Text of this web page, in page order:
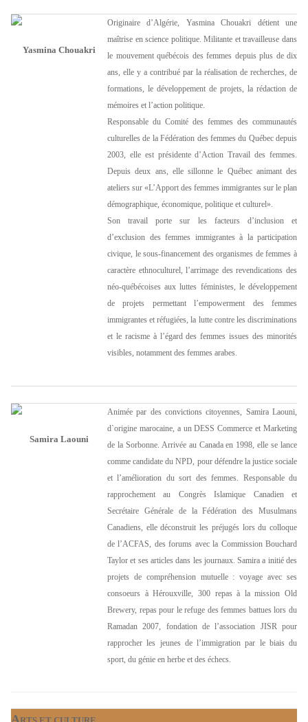
Yasmina Chouakri
Originaire d’Algérie, Yasmina Chouakri détient une
maîtrise en science politique. Militante et travailleuse dans
le mouvement québécois des femmes depuis plus de dix
ans, elle y a contribué par la réalisation de recherches, de
formations, le développement de projets, la rédaction de
mémoires et l’action politique.
Responsable du Comité des femmes des communautés
culturelles de la Fédération des femmes du Québec depuis
2003, elle est présidente d’Action Travail des femmes.
Depuis deux ans, elle sillonne le Québec animant des
ateliers sur «L’Apport des femmes immigrantes sur le plan
démographique, économique, politique et culturel».
Son travail porte sur les facteurs d’inclusion et
d’exclusion des femmes immigrantes à la participation
civique, le sous-financement des organismes de femmes à
caractère ethnoculturel, l’arrimage des revendications des
néo-québécoises aux luttes féministes, le développement
de projets permettant l’empowerment des femmes
immigrantes et réfugiées, la lutte contre les discriminations
et le racisme à l’égard des femmes issues des minorités
visibles, notamment des femmes arabes.
Samira Laouni
Animée par des convictions citoyennes, Samira Laouni,
d`origine marocaine, a un DESS Commerce et Marketing
de la Sorbonne. Arrivée au Canada en 1998, elle se lance
comme candidate du NPD, pour défendre la justice sociale
et l’amélioration du sort des femmes. Responsable du
rapprochement au Congrès Islamique Canadien et
Secrétaire Générale de la Fédération des Musulmans
Canadiens, elle déconstruit les préjugés lors du colloque
de l’ACFAS, des forums avec la Commission Bouchard
Taylor et ses articles dans les journaux. Samira a initié des
projets de compréhension mutuelle : voyage avec ses
consoeurs à Hérouxville, 300 repas à la mission Old
Brewery, repas pour le refuge des femmes battues lors du
Ramadan 2007, fondation de l’association JISR pour
rapprocher les jeunes de l’immigration par le biais du
sport, du génie en herbe et des échecs.
A